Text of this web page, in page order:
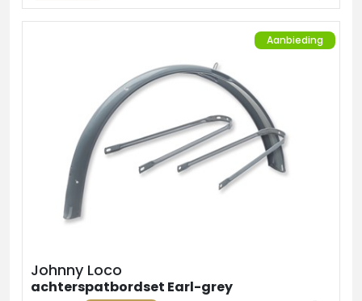
Aanbieding
Johnny Loco
achterspatbordset Earl-grey